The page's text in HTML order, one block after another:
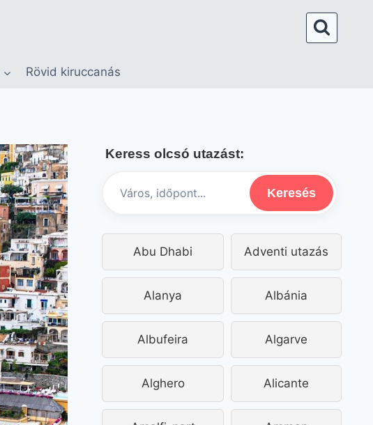
Rövid kiruccanás
Keress olcsó utazást:
Keresés
Abu Dhabi Adventi utazás
Alanya Albánia
Albufeira Algarve
Alghero Alicante